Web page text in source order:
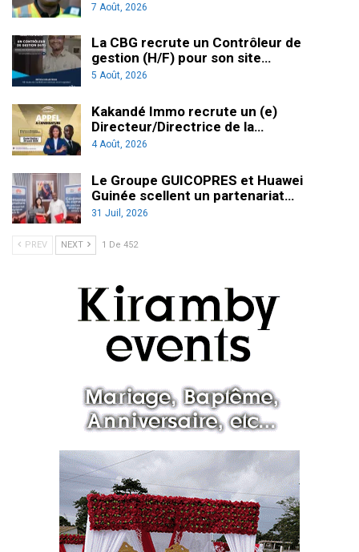
7 Août, 2026
La CBG recrute un Contrôleur de
gestion (H/F) pour son site…
5 Août, 2026
Kakandé Immo recrute un (e)
Directeur/Directrice de la…
4 Août, 2026
Le Groupe GUICOPRES et Huawei
Guinée scellent un partenariat…
31 Juil, 2026
PREV NEXT 1 De 452